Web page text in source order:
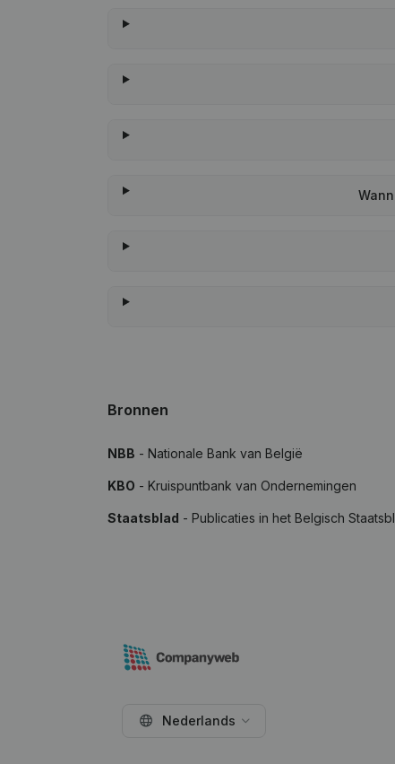
Bronnen
NBB - Nationale Bank van België
KBO - Kruispuntbank van Ondernemingen
Staatsblad - Publicaties in het Belgisch
Nederlands